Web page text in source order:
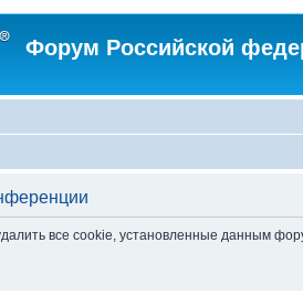
Форум Российской
все cookie, установленные данным